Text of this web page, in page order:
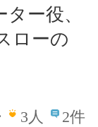
ー役、
ローの
3人 2件